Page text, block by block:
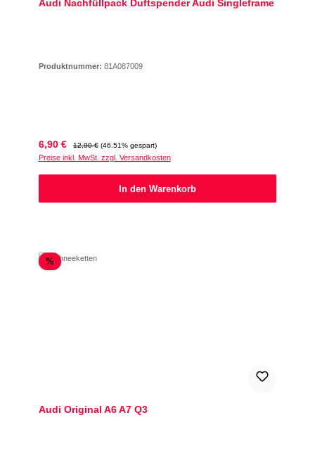
Audi Nachfüllpack Duftspender Audi Singleframe
Produktnummer: 81A087009
Verkaufspreis:
6,90 € Regulärer Preis:
12,90 € (46.51% gespart)
Preise inkl. MwSt. zzgl. Versandkosten
In den Warenkorb
%Rabatt
Audi Original A6 A7 Q3